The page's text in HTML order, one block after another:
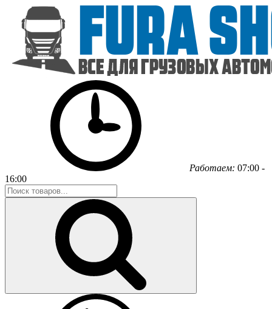
Работаем: 07:00 -
16:00